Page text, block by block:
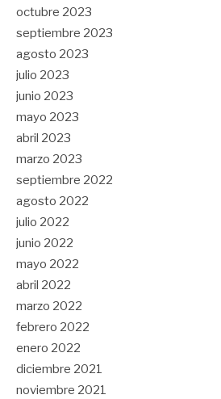
octubre 2023
septiembre 2023
agosto 2023
julio 2023
junio 2023
mayo 2023
abril 2023
marzo 2023
septiembre 2022
agosto 2022
julio 2022
junio 2022
mayo 2022
abril 2022
marzo 2022
febrero 2022
enero 2022
diciembre 2021
noviembre 2021